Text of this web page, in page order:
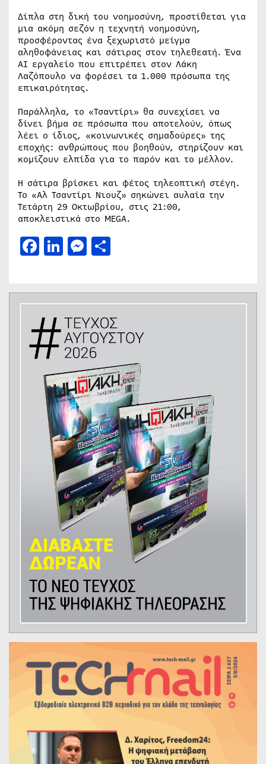
Δίπλα στη δική του νοημοσύνη, προστίθεται για
μια ακόμη σεζόν η τεχνητή νοημοσύνη,
προσφέροντας ένα ξεχωριστό μείγμα
αληθοφάνειας και σάτιρας στον τηλεθεατή. Ένα
AI εργαλείο που επιτρέπει στον Λάκη
Λαζόπουλο να φορέσει τα 1.000 πρόσωπα της
επικαιρότητας.
Παράλληλα, το «Τσαντίρι» θα συνεχίσει να
δίνει βήμα σε πρόσωπα που αποτελούν, όπως
λέει ο ίδιος, «κοινωνικές σημαδούρες» της
εποχής: ανθρώπους που βοηθούν, στηρίζουν και
κομίζουν ελπίδα για το παρόν και το μέλλον.
Η σάτιρα βρίσκει και φέτος τηλεοπτική στέγη.
Το «Αλ Τσαντίρι Νιουζ» σηκώνει αυλαία την
Τετάρτη 29 Οκτωβρίου, στις 21:00,
αποκλειστικά στο MEGA.
Facebook
LinkedIn
Messenger